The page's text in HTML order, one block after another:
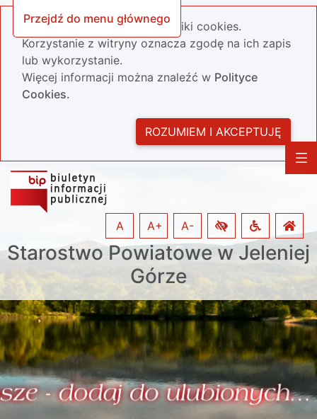
Przejdź do menu głównego
Nasza strona wykorzystuje pliki cookies.
Korzystanie z witryny oznacza zgodę na ich zapis
lub wykorzystanie.
Więcej informacji można znaleźć w Polityce
Cookies.
ROZUMIEM I AKCEPTUJĘ
Starostwo Powiatowe w Jeleniej
Górze
A A+ A-